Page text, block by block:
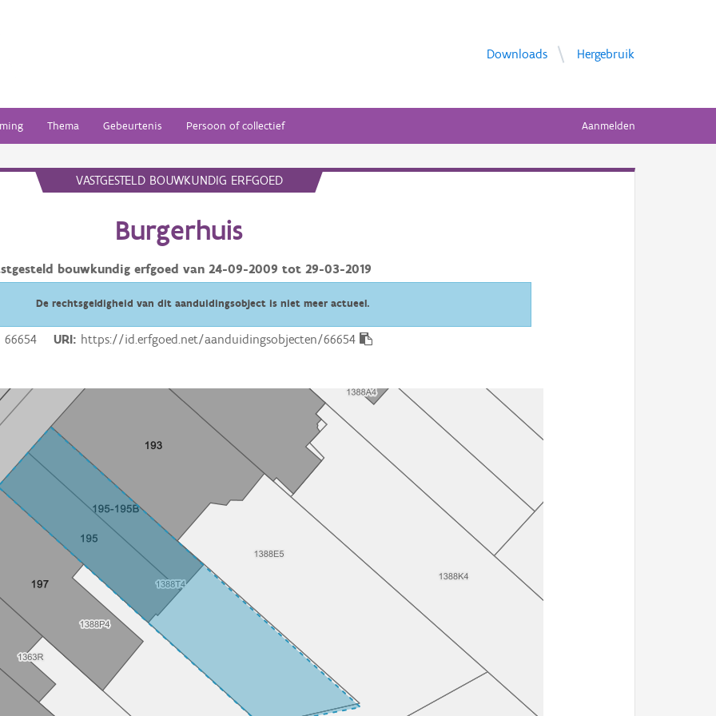
Downloads Hergebruik
Thema Gebeurtenis Persoon of collectief Aanmelden
VASTGESTELD BOUWKUNDIG ERFGOED
Burgerhuis
bouwkundig erfgoed van 24-09-2009 tot 29-03-2019
De rechtsgeldigheid van dit aanduidingsobject is niet meer actueel.
66654 URI https://id.erfgoed.net/aanduidingsobjecten/66654